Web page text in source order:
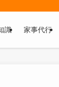
識 家事代行